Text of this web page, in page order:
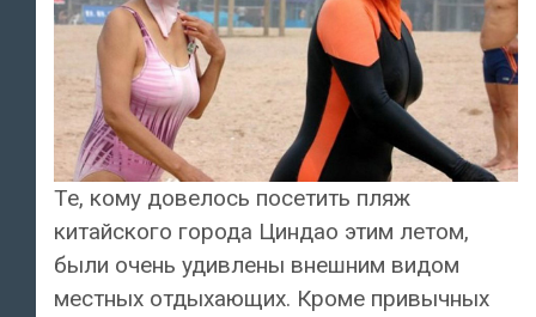
Те, кому довелось посетить пляж
китайского города Циндао этим летом,
были очень удивлены внешним видом
местных отдыхающих. Кроме привычных